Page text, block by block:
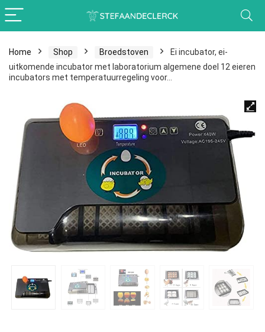
Home Shop Broedstoven
Ei incubator, ei-
uitkomende incubator met laboratorium algemene doel 12 eieren
incubators met temperatuurregeling voor…